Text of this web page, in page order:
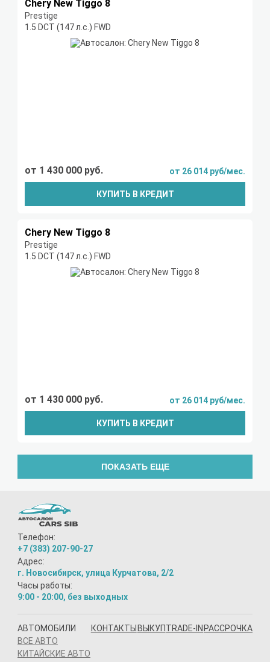
Chery New Tiggo 8
Prestige
1.5 DCT (147 л.с.) FWD
от 1 430 000 руб. от 26 014 руб/мес.
КУПИТЬ В КРЕДИТ
Chery New Tiggo 8
Prestige
1.5 DCT (147 л.с.) FWD
от 1 430 000 руб. от 26 014 руб/мес.
КУПИТЬ В КРЕДИТ
ПОКАЗАТЬ ЕЩЕ
Телефон:
+7 (383) 207-90-27
Адрес:
г. Новосибирск, улица Курчатова, 2/2
Часы работы:
9:00 - 20:00, без выходных
АВТОМОБИЛИ
ВСЕ АВТО
КИТАЙСКИЕ АВТО
КОНТАКТЫ ВЫКУПTRADE-IN РАССРОЧКА